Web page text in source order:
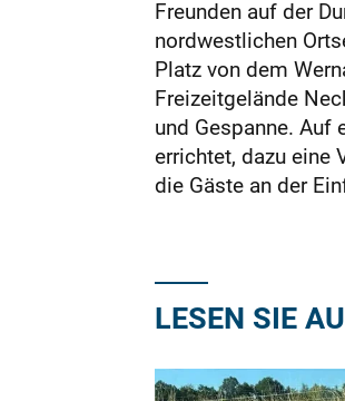
Freunden auf der
nordwestlichen
Platz von dem
Freizeitgelände
und Gespanne. Auf
errichtet, dazu eine
die Gäste an der
LESEN SIE